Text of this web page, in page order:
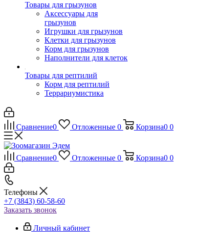
Товары для грызунов
Аксессуары для
грызунов
Игрушки для грызунов
Клетки для грызунов
Корм для грызунов
Наполнители для клеток
Товары для рептилий
Корм для рептилий
Террариумистика
Сравнение0 Отложенные 0 Корзина0 0
Сравнение0 Отложенные 0 Корзина0 0
Телефоны
+7 (3843) 60-58-60
Заказать звонок
Личный кабинет